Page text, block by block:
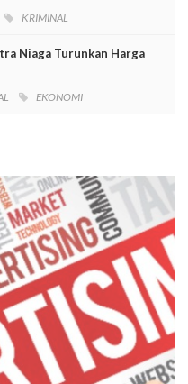
KRIMINAL
Niaga Turunkan Harga
EKONOMI